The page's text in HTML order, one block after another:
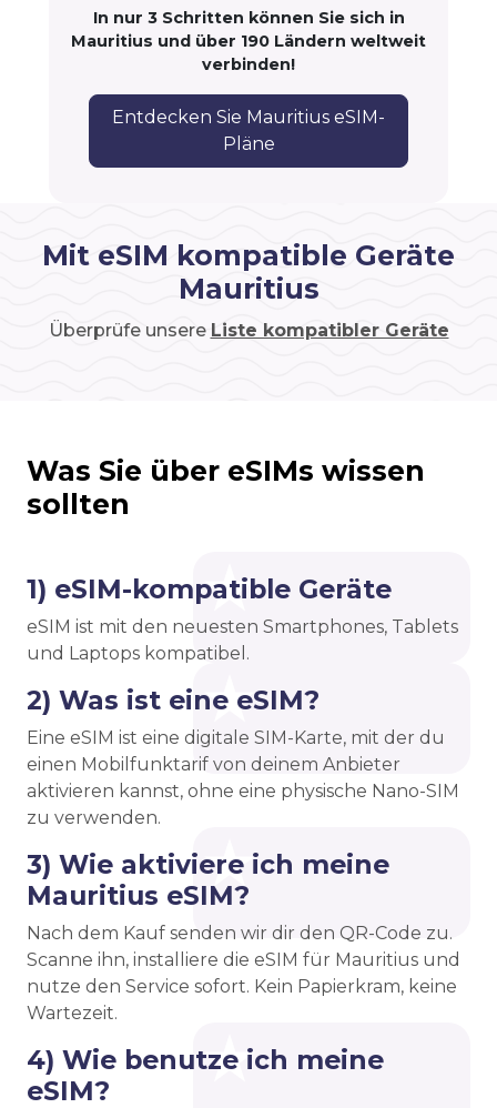
In nur 3 Schritten können Sie sich in
Mauritius und über 190 Ländern weltweit
verbinden!
Entdecken Sie Mauritius eSIM-
Pläne
Mit eSIM kompatible Geräte
Mauritius
Überprüfe unsere Liste kompatibler Geräte
Was Sie über eSIMs wissen
sollten
1) eSIM-kompatible Geräte
eSIM ist mit den neuesten Smartphones, Tablets
und Laptops kompatibel.
2) Was ist eine eSIM?
Eine eSIM ist eine digitale SIM-Karte, mit der du
einen Mobilfunktarif von deinem Anbieter
aktivieren kannst, ohne eine physische Nano-SIM
zu verwenden.
3) Wie aktiviere ich meine
Mauritius eSIM?
Nach dem Kauf senden wir dir den QR-Code zu.
Scanne ihn, installiere die eSIM für Mauritius und
nutze den Service sofort. Kein Papierkram, keine
Wartezeit.
4) Wie benutze ich meine
eSIM?